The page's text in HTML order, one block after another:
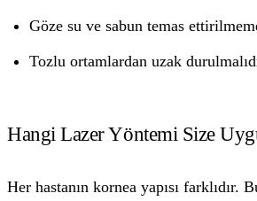
Göze su ve sabun temas
Tozlu ortamlardan uzak
Hangi Lazer Yöntemi Size
Her hastanın kornea yapısı farklıdır.